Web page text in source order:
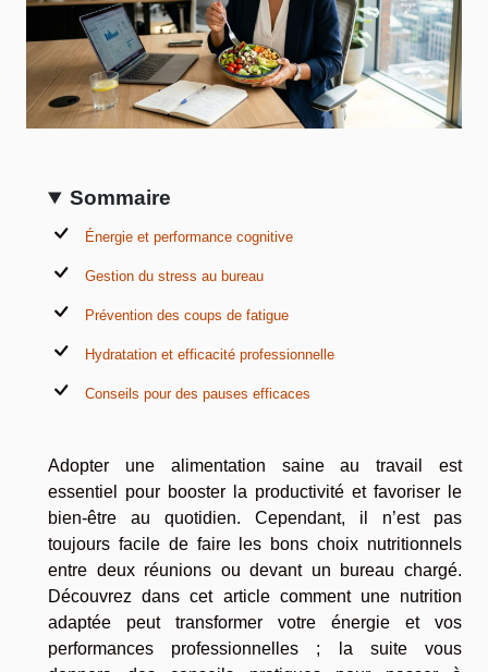
Sommaire
Énergie et performance cognitive
Gestion du stress au bureau
Prévention des coups de fatigue
Hydratation et efficacité professionnelle
Conseils pour des pauses efficaces
Adopter une alimentation saine au travail est
essentiel pour booster la productivité et favoriser le
bien-être au quotidien. Cependant, il n’est pas
toujours facile de faire les bons choix nutritionnels
entre deux réunions ou devant un bureau chargé.
Découvrez dans cet article comment une nutrition
adaptée peut transformer votre énergie et vos
performances professionnelles ; la suite vous